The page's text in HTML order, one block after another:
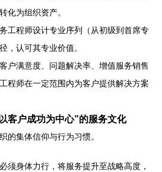
化为组织资产。
务工程师设计专业序列（从初级到首席专
，认可其专业价值。
户满意度、问题解决率、增值服务销售
程师在一定范围内为客户提供解决方案
客户成功为中心”的服务文化
的集体信仰与行为习惯。
须身体力行，将服务提升至战略高度，